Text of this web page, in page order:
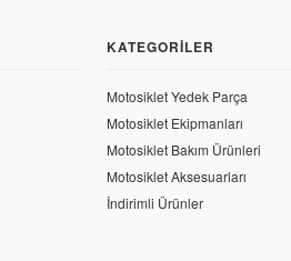
Yamaha
Yamaha YZF R25
KATEGORILER
Motosiklet Yedek Parça
Motosiklet Ekipmanları
Motosiklet Bakım Ürünleri
Motosiklet Aksesuarları
İndirimli Ürünler